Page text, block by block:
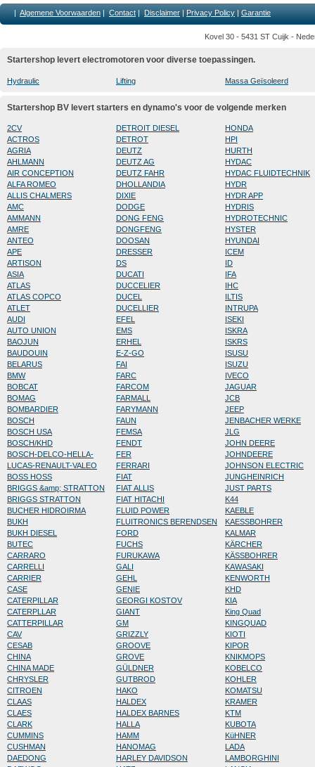
| Algemene Voorwaarden | Contact | Disclaimer | Privacy Policy | Garantie
Kovel 30 - 5431 ST Cuijk -
Startershop levert electromotoren voor diverse toepassingen.
Hydraulic Lifting Massa Geïsoleerd
Startershop BV levert starters en dynamo's voor de volgende merken
2CV
ACTROS
AGRIA
AHLMANN
AIR CONCEPTION
ALFA ROMEO
ALLIS CHALMERS
AMC
AMMANN
AMRE
ANTEO
APE
ARTISON
ASIA
ATLAS
ATLAS COPCO
ATLET
AUDI
AUTO UNION
BAOJUN
BAUDOUIN
BELARUS
BMW
BOBCAT
BOMAG
BOMBARDIER
BOSCH
BOSCH USA
BOSCH/KHD
BOSCH-DELCO-HELLA-
LUCAS-RENAULT-VALEO
BOSS HOSS
BRIGGS &amp; STRATTON
BRIGGS STRATTON
BUCHER HIDROIRMA
BUKH
BUKH DIESEL
BUTEC
CARRARO
CARRELLI
CARRIER
CASE
CATERPILLAR
CATERPLLAR
CATTERPILLAR
CAV
CESAB
CHINA
CHINA MADE
CHRYSLER
CITROEN
CLAAS
CLAES
CLARK
CUMMINS
CUSHMAN
DAEDONG
DETROIT DIESEL
DETROT
DEUTZ
DEUTZ AG
DEUTZ FAHR
DHOLLANDIA
DIXIE
DODGE
DONG FENG
DONGFENG
DOOSAN
DRESSER
DS
DUCATI
DUCCELIER
DUCEL
DUCELLIER
EFEL
EMS
ERHEL
E-Z-GO
FAI
FARC
FARCOM
FARMALL
FARYMANN
FAUN
FEMSA
FENDT
FER
FERRARI
FIAT
FIAT ALLIS
FIAT HITACHI
FLUID POWER
FLUITRONICS BERENDSEN
FORD
FUCHS
FURUKAWA
GALI
GEHL
GENIE
GEORGI KOSTOV
GIANT
GM
GRIZZLY
GROOVE
GROVE
GÜLDNER
GUTBROD
HAKO
HALDEX
HALDEX BARNES
HALLA
HAMM
HANOMAG
HARLEY DAVIDSON
HONDA
HPI
HURTH
HYDAC
HYDAC FLUIDTECHNIK
HYDR
HYDR APP
HYDRIS
HYDROTECHNIC
HYSTER
HYUNDAI
ICEM
ID
IFA
IHC
ILTIS
INTRUPA
ISEKI
ISKRA
ISKRS
ISUSU
ISUZU
IVECO
JAGUAR
JCB
JEEP
JENBACHER WERKE
JLG
JOHN DEERE
JOHNDEERE
JOHNSON ELECTRIC
JUNGHEINRICH
JUST PARTS
K44
KAEBLE
KAESSBOHRER
KALMAR
KÄRCHER
KÄSSBOHRER
KAWASAKI
KENWORTH
KHD
KIA
King Quad
KINGQUAD
KIOTI
KIPOR
KNIKMOPS
KOBELCO
KOHLER
KOMATSU
KRAMER
KTM
KUBOTA
KüHNER
LADA
LAMBORGHINI